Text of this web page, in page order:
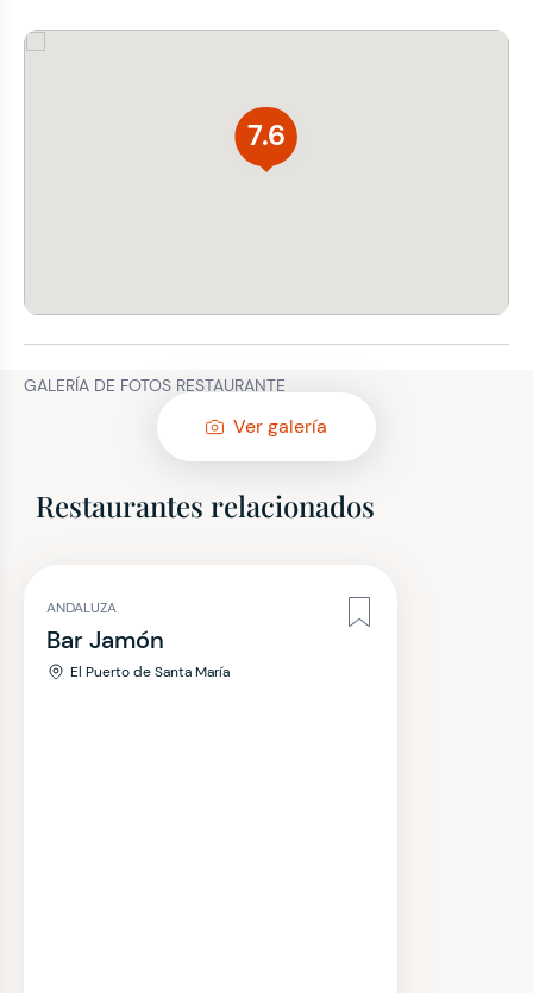
7.6
GALERÍA DE FOTOS RESTAURANTE
Ver galería
Restaurantes relacionados
ANDALUZA
Bar Jamón
El Puerto de Santa María